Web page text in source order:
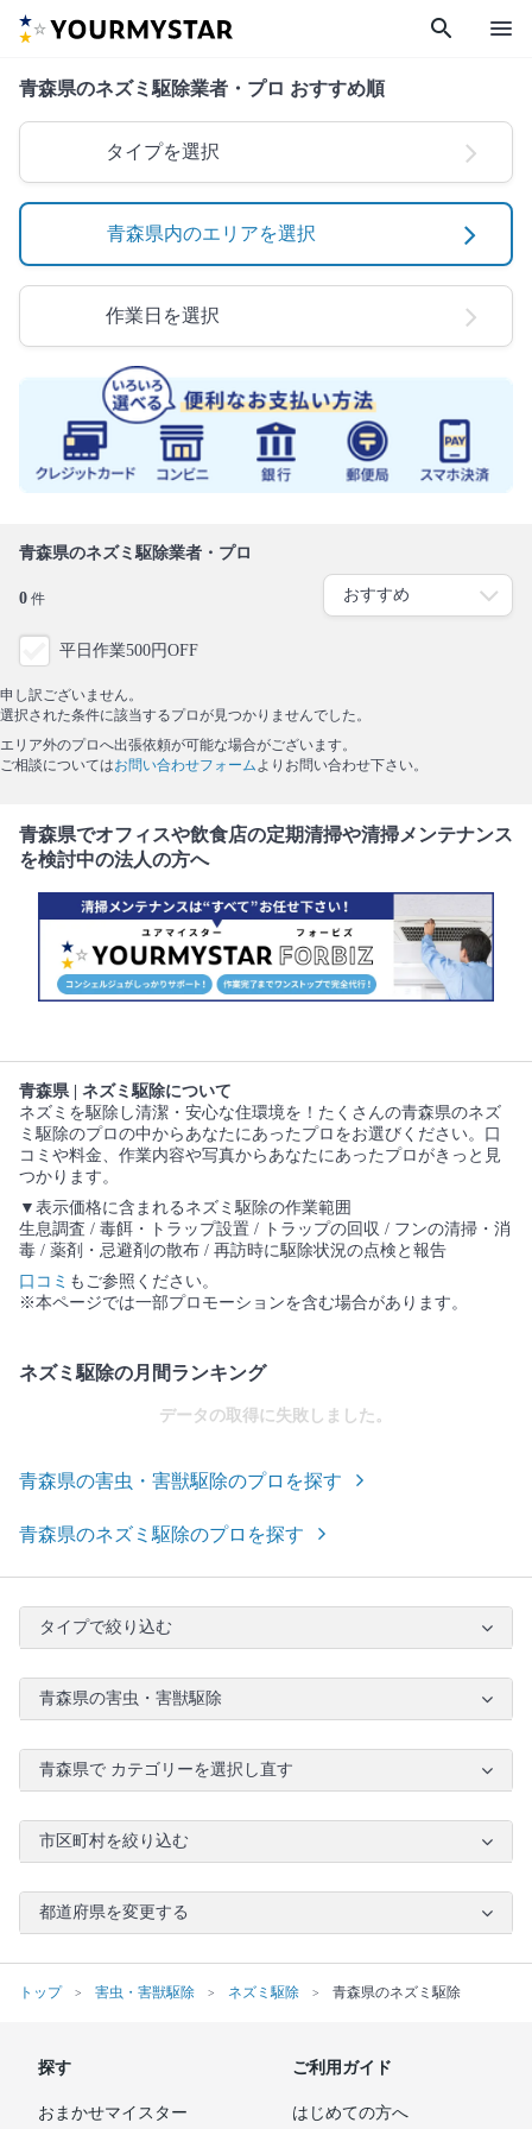
search menu
青森県のネズミ駆除業者・プロ おすすめ順
タイプを選択
青森県内のエリアを選択
作業日を選択
青森県のネズミ駆除業者・プロ
0 件
平日作業500円OFF
申し訳ございません。
選択された条件に該当するプロが見つかりませんでした。
エリア外のプロへ出張依頼が可能な場合がございます。
ご相談についてはお問い合わせフォーム よりお問い合わせ下さい。
青森県でオフィスや飲食店の定期清掃や清掃メンテナンス
を検討中の法人の方へ
青森県 | ネズミ駆除について
ネズミを駆除し清潔・安心な住環境を！たくさんの青森県のネズ
ミ駆除のプロの中からあなたにあったプロをお選びください。口
コミや料金、作業内容や写真からあなたにあったプロがきっと見
つかります。
▼表示価格に含まれるネズミ駆除の作業範囲
生息調査 / 毒餌・トラップ設置 / トラップの回収 / フンの清掃・消
毒 / 薬剤・忌避剤の散布 / 再訪時に駆除状況の点検と報告
口コミ もご参照ください。
※本ページでは一部プロモーションを含む場合があります。
ネズミ駆除の月間ランキング
データの取得に失敗しました。
青森県の害虫・害獣駆除のプロを探す
青森県のネズミ駆除のプロを探す
タイプで絞り込む
青森県の害虫・害獣駆除
青森県で カテゴリーを選択し直す
市区町村を絞り込む
都道府県を変更する
トップ 害虫・害獣駆除 ネズミ駆除 青森県のネズミ駆除
探す
おまかせマイスター
ご利用ガイド
はじめての方へ